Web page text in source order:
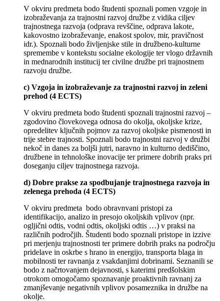
V okviru predmeta bodo študenti spoznali pomen vzgoje in
izobraževanja za trajnostni razvoj družbe z vidika ciljev
trajnostnega razvoja (odprava revščine, odprava lakote,
kakovostno izobraževanje, enakost spolov, mir, pravičnost
idr.). Spoznali bodo življenjske stile in družbeno-kulturne
spremembe v kontekstu socialne ekologije ter vlogo državnih
in mednarodnih institucij ter civilne družbe pri trajnostnem
razvoju družbe.
c) Vzgoja in izobraževanje za trajnostni razvoj in zeleni
prehod (4 ECTS)
V okviru predmeta bodo študenti spoznali trajnostni razvoj –
zgodovino človekovega odnosa do okolja, okoljske krize,
opredelitev ključnih pojmov za razvoj okoljske pismenosti in
trije stebre trajnosti. Spoznali bodo trajnostni razvoj v družbi
nekoč in danes za boljši jutri, naravno in kulturno dediščino,
družbene in tehnološke inovacije ter primere dobrih praks pri
doseganju ciljev trajnostnega razvoja.
d) Dobre prakse za spodbujanje trajnostnega razvoja in
zelenega prehoda (4 ECTS)
V okviru predmeta bodo obravnvani pristopi za
identifikacijo, analizo in presojo okoljskih vplivov (npr.
ogljični odtis, vodni odtis, okoljski odtis …) v praksi na
različnih področjih. Študenti bodo spoznali pristope in izzive
pri merjenju trajnostnosti ter primere dobrih praks na področju
pridelave in oskrbe s hrano in energijo, transporta blaga in
mobilnosti ter ravnanja z vsakdanjimi dobrinami. Seznanili se
bodo z načrtovanjem dejavnosti, s katerimi predšolskim
otrokom omogočamo spoznavanje proaktivnih ravnanj za
zmanjševanje negativnih vplivov posameznika in družbe na
okolje.